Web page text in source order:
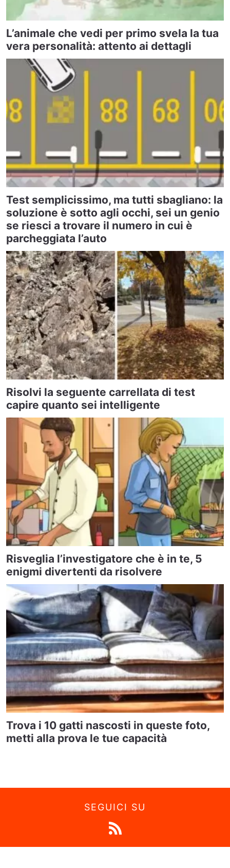
L’animale che vedi per primo svela la tua
vera personalità: attento ai dettagli
Test semplicissimo, ma tutti sbagliano: la
soluzione è sotto agli occhi, sei un genio
se riesci a trovare il numero in cui è
parcheggiata l’auto
Risolvi la seguente carrellata di test
capire quanto sei intelligente
Risveglia l’investigatore che è in te, 5
enigmi divertenti da risolvere
Trova i 10 gatti nascosti in queste foto,
metti alla prova le tue capacità
SEGUICI SU